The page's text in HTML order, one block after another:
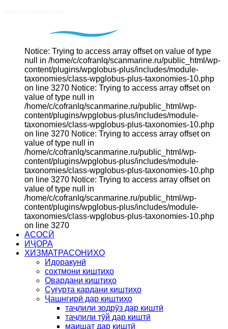
Notice: Trying to access array offset on value of type
null in /home/c/cofranlq/scanmarine.ru/public_html/wp-
content/plugins/wpglobus-plus/includes/module-
taxonomies/class-wpglobus-plus-taxonomies-10.php
on line 3270 Notice: Trying to access array offset on
value of type null in
/home/c/cofranlq/scanmarine.ru/public_html/wp-
content/plugins/wpglobus-plus/includes/module-
taxonomies/class-wpglobus-plus-taxonomies-10.php
on line 3270 Notice: Trying to access array offset on
value of type null in
/home/c/cofranlq/scanmarine.ru/public_html/wp-
content/plugins/wpglobus-plus/includes/module-
taxonomies/class-wpglobus-plus-taxonomies-10.php
on line 3270 Notice: Trying to access array offset on
value of type null in
/home/c/cofranlq/scanmarine.ru/public_html/wp-
content/plugins/wpglobus-plus/includes/module-
taxonomies/class-wpglobus-plus-taxonomies-10.php
on line 3270
АСОСӢ
ИҶОРА
ХИЗМАТРАСОНИҲО
Идоракунӣ
сохтмони киштиҳо
Овардани киштиҳо
Суғурта кардани киштиҳо
Ҷашнгирӣ дар киштиҳо
таҷлили зодрӯз дар киштӣ
таҷлили тӯй дар киштӣ
маишат дар киштӣ